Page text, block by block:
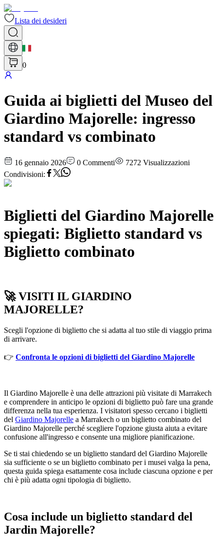
Lista dei desideri
0
Guida ai biglietti del Museo del
Giardino Majorelle: ingresso
standard vs combinato
16 gennaio 2026 0 Commenti 7272 Visualizzazioni
Condivisioni:
Biglietti del Giardino Majorelle
spiegati: Biglietto standard vs
Biglietto combinato
🚀VISITI IL GIARDINO
MAJORELLE?
Scegli l'opzione di biglietto che si adatta al tuo stile di viaggio prima
di arrivare.
👉 Confronta le opzioni di biglietti del Giardino Majorelle
Il Giardino Majorelle è una delle attrazioni più visitate di Marrakech
e comprendere in anticipo le opzioni di biglietto può fare una grande
differenza nella tua esperienza. I visitatori spesso cercano i biglietti
del Giardino Majorelle a Marrakech o un biglietto combinato del
Giardino Majorelle perché scegliere l'opzione giusta aiuta a evitare
confusione all'ingresso e consente una migliore pianificazione.
Se ti stai chiedendo se un biglietto standard del Giardino Majorelle
sia sufficiente o se un biglietto combinato per i musei valga la pena,
questa guida spiega esattamente cosa include ciascuna opzione e per
chi è più adatta ogni tipologia di biglietto.
Cosa include un biglietto standard del
Jardin Majorelle?